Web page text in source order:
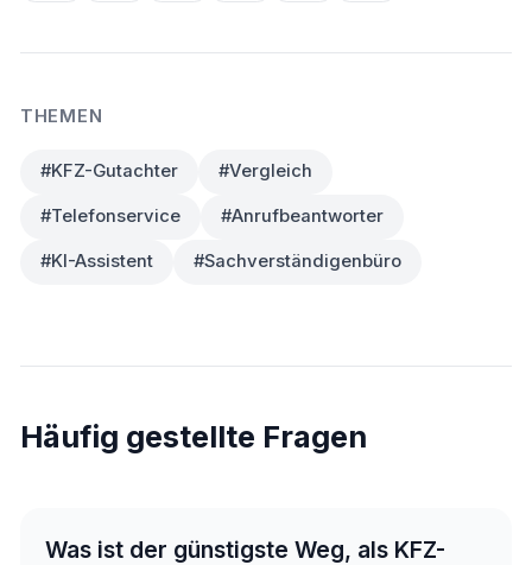
THEMEN
#KFZ-Gutachter #Vergleich
#Telefonservice #Anrufbeantworter
#KI-Assistent #Sachverständigenbüro
Häufig gestellte Fragen
Was ist der günstigste Weg, als KFZ-